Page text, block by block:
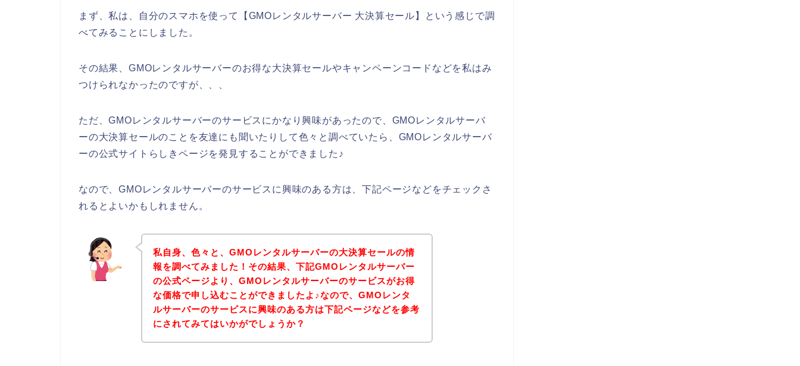
まず、私は、自分のスマホを使って【GMOレンタルサーバー 大決算セール】という感じで調
べてみることにしました。
その結果、GMOレンタルサーバーのお得な大決算セールやキャンペーンコードなどを私はみ
つけられなかったのですが、、、
ただ、GMOレンタルサーバーのサービスにかなり興味があったので、GMOレンタルサーバ
ーの大決算セールのことを友達にも聞いたりして色々と調べていたら、GMOレンタルサーバ
ーの公式サイトらしきページを発見することができました♪
なので、GMOレンタルサーバーのサービスに興味のある方は、下記ページなどをチェックさ
れるとよいかもしれません。
私自身、色々と、GMOレンタルサーバーの大決算セールの情
報を調べてみました！その結果、下記GMOレンタルサーバー
の公式ページより、GMOレンタルサーバーのサービスがお得
な価格で申し込むことができましたよ♪なので、GMOレンタ
ルサーバーのサービスに興味のある方は下記ページなどを参考
にされてみてはいかがでしょうか？